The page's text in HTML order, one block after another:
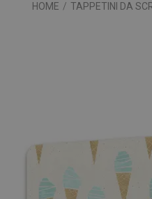
HOME / TAPPETINI DA